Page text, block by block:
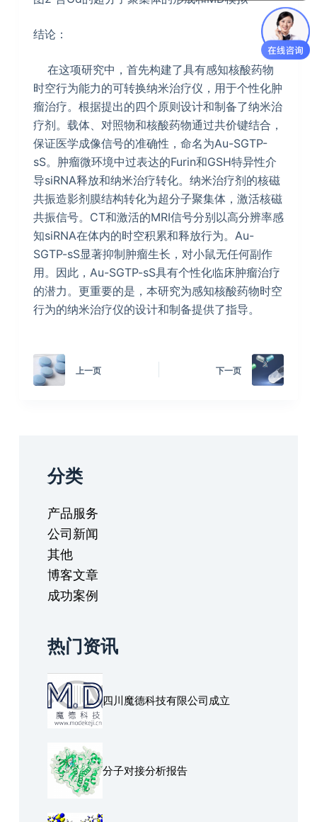
结论：
在这项研究中，首先构建了具有感知核酸药物
时空行为能力的可转换纳米治疗仪，用于个性化肿
瘤治疗。根据提出的四个原则设计和制备了纳米治
疗剂。载体、对照物和核酸药物通过共价键结合，
保证医学成像信号的准确性，命名为Au-SGTP-
sS。肿瘤微环境中过表达的Furin和GSH特异性介
导siRNA释放和纳米治疗转化。纳米治疗剂的核磁
共振造影剂膜结构转化为超分子聚集体，激活核磁
共振信号。CT和激活的MRI信号分别以高分辨率感
知siRNA在体内的时空积累和释放行为。Au-
SGTP-sS显著抑制肿瘤生长，对小鼠无任何副作
用。因此，Au-SGTP-sS具有个性化临床肿瘤治疗
的潜力。更重要的是，本研究为感知核酸药物时空
行为的纳米治疗仪的设计和制备提供了指导。
上一页 下一页
分类
产品服务
公司新闻
其他
博客文章
成功案例
热门资讯
四川魔德科技有限公司成立
分子对接分析报告